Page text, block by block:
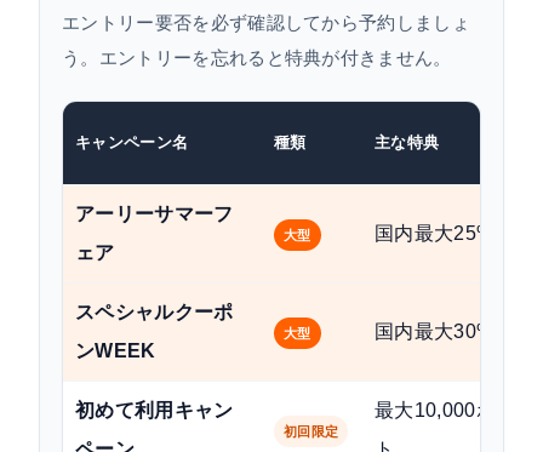
エントリー要否を必ず確認してから予約しましょ
う。エントリーを忘れると特典が付きません。
キャンペーン名 種類 主な特典
アーリーサマーフ
ェア
大型 国内最大25%OFF
スペシャルクーポ
ンWEEK
大型 国内最大30%OFF
初めて利用キャン
初回限定
最大10,000ポイン